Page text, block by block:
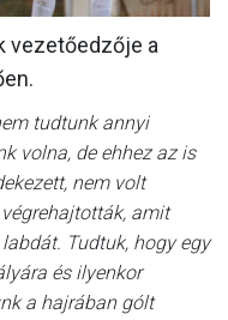
vezetőedzője a
tudtunk annyi
volna, de ehhez az is
nem volt
amit
Tudtuk, hogy egy
és ilyenkor
a hajrában gólt